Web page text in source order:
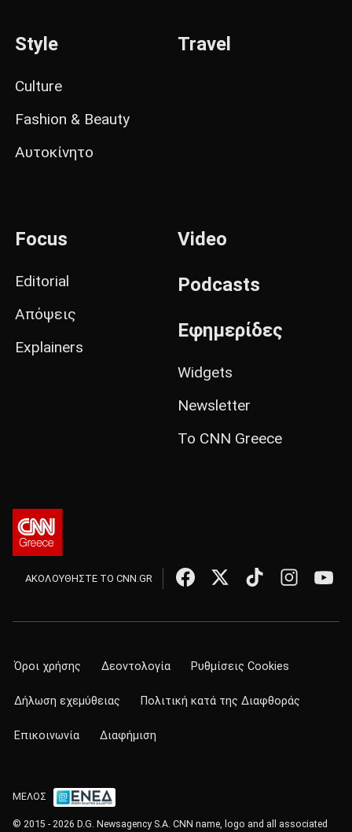
Style
Culture
Fashion & Beauty
Αυτοκίνητο
Travel
Focus
Editorial
Απόψεις
Explainers
Video
Podcasts
Εφημερίδες
Widgets
Newsletter
Το CNN Greece
ΑΚΟΛΟΥΘΗΣΤΕ ΤΟ CNN.GR
Όροι χρήσης Δεοντολογία Ρυθμίσεις Cookies
Δήλωση εχεμύθειας Πολιτική κατά της Διαφθοράς
Επικοινωνία Διαφήμιση
ΜΕΛΟΣ
© 2015 - 2026 D.G. Newsagency S.A. CNN name, logo and all associated